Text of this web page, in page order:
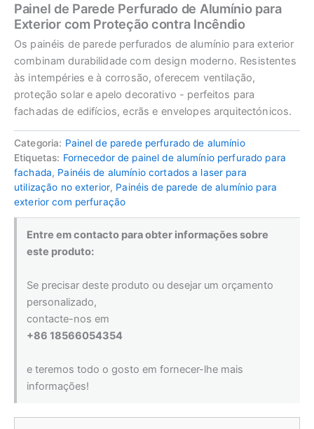
Painel de Parede Perfurado de Alumínio para
Exterior com Proteção contra Incêndio
Os painéis de parede perfurados de alumínio para exterior
combinam durabilidade com design moderno. Resistentes
às intempéries e à corrosão, oferecem ventilação,
proteção solar e apelo decorativo - perfeitos para
fachadas de edifícios, ecrãs e envelopes arquitectónicos.
Categoria: Painel de parede perfurado de alumínio
Etiquetas: Fornecedor de painel de alumínio perfurado para
fachada, Painéis de alumínio cortados a laser para
utilização no exterior, Painéis de parede de alumínio para
exterior com perfuração
Entre em contacto para obter informações sobre
este produto:
Se precisar deste produto ou desejar um orçamento
personalizado,
contacte-nos em
+86 18566054354
e teremos todo o gosto em fornecer-lhe mais
informações!